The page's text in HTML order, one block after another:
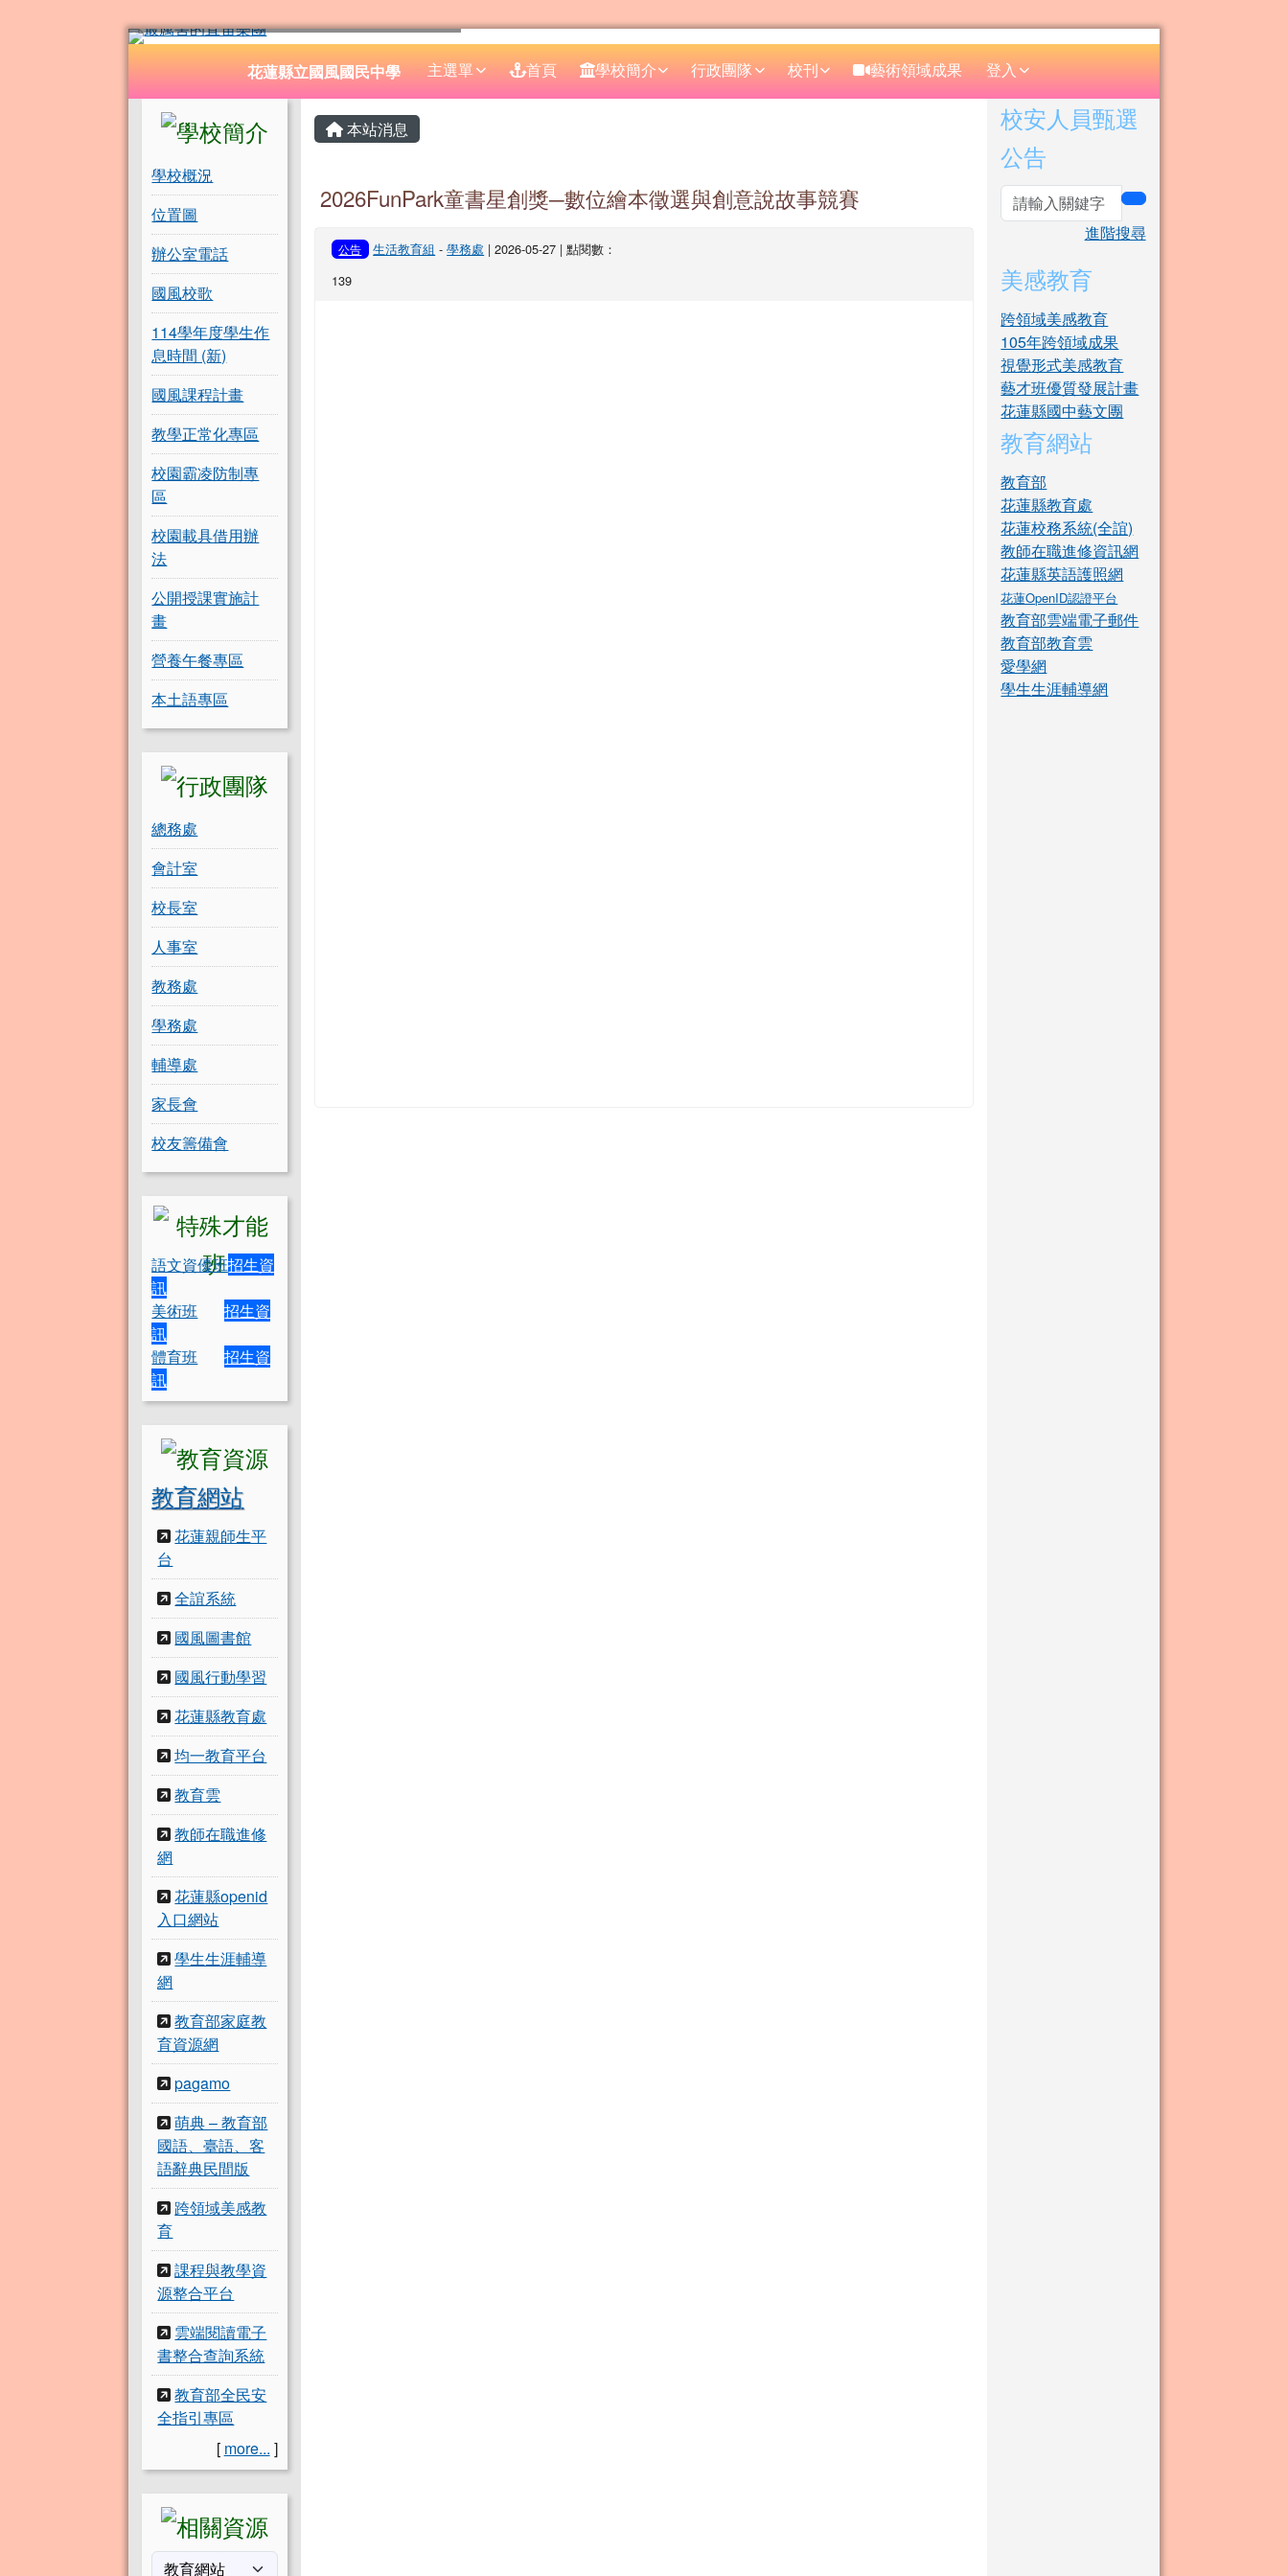
花蓮縣立國風國民中學
導覽列 花蓮縣立國風國民中學 主選單 首頁 學校簡介 行政團隊 校刊 藝術領域成果 登入
左邊區域內容
學校概況
位置圖
辦公室電話
國風校歌
114學年度學生作
息時間 (新)
國風課程計畫
教學正常化專區
校園霸凌防制專
區
校園載具借用辦
法
公開授課實施計
畫
營養午餐專區
本土語專區
總務處
會計室
校長室
人事室
教務處
學務處
輔導處
家長會
校友籌備會
語文資優班招生資
訊
美術班
招生資
訊
體育班
招生資
訊
教育網站
花蓮親師生平
台
全誼系統
國風圖書館
國風行動學習
花蓮縣教育處
均一教育平台
教育雲
教師在職進修
網
花蓮縣openid
入口網站
學生生涯輔導
網
教育部家庭教
育資源網
pagamo
萌典 – 教育部
國語、臺語、客
語辭典民間版
跨領域美感教
育
課程與教學資
源整合平台
雲端閱讀電子
書整合查詢系統
教育部全民安
全指引專區
[ more... ]
主內容區域
本站消息
2026FunPark童書星創獎─數位繪本徵選與創意說故事競賽
公告 生活教育組 -學務處 | 2026-05-27 | 點閱數：
139
右邊區域內容
校安人員甄選
公告
search
進階搜尋
美感教育
跨領域美感教育
105年跨領域成果
視覺形式美感教育
藝才班優質發展計畫
花蓮縣國中藝文團
教育網站
教育部
花蓮縣教育處
花蓮校務系統(全誼)
教師在職進修資訊網
花蓮縣英語護照網
花蓮OpenID認證平台
教育部雲端電子郵件
教育部教育雲
愛學網
學生生涯輔導網
頁尾區域